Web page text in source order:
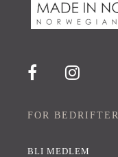
FOR BEDRIFTER
BLI MEDLEM